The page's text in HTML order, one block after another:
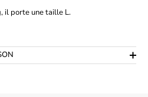
il porte une taille L.